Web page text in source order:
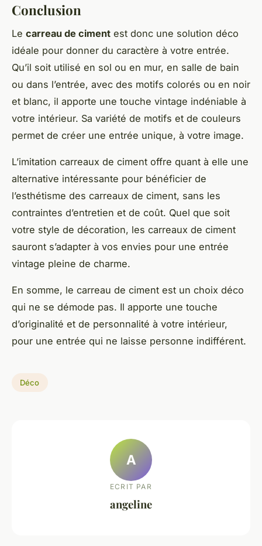
Conclusion
Le carreau de ciment est donc une solution déco
idéale pour donner du caractère à votre entrée.
Qu’il soit utilisé en sol ou en mur, en salle de bain
ou dans l’entrée, avec des motifs colorés ou en noir
et blanc, il apporte une touche vintage indéniable à
votre intérieur. Sa variété de motifs et de couleurs
permet de créer une entrée unique, à votre image.
L’imitation carreaux de ciment offre quant à elle une
alternative intéressante pour bénéficier de
l’esthétisme des carreaux de ciment, sans les
contraintes d’entretien et de coût. Quel que soit
votre style de décoration, les carreaux de ciment
sauront s’adapter à vos envies pour une entrée
vintage pleine de charme.
En somme, le carreau de ciment est un choix déco
qui ne se démode pas. Il apporte une touche
d’originalité et de personnalité à votre intérieur,
pour une entrée qui ne laisse personne indifférent.
Déco
A
ECRIT PAR
angeline